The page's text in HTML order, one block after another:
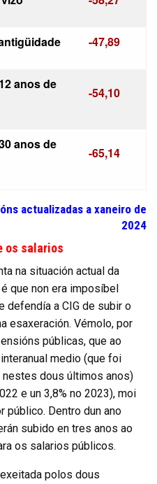
-47,89
anos de
-54,10
anos de
-65,14
actualizadas a xaneiro de
2024
os salarios
na situación actual da
que non era imposíbel
defendía a CIG de subir o
esaxeración. Vémolo, por
públicas, que ao
medio (que foi
dous últimos anos)
e un 3,8% no 2023), moi
público. Dentro dun ano
subido en tres anos ao
os salarios públicos.
polos dous